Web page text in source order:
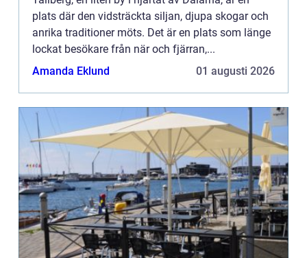
plats där den vidsträckta siljan, djupa skogar och
anrika traditioner möts. Det är en plats som länge
lockat besökare från när och fjärran,...
Amanda Eklund
01 augusti 2026